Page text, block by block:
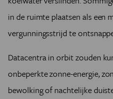
in de ruimte plaatsen als een
vergunningsstrijd te
Datacentra in orbit zouden
onbeperkte zonne-energie,
bewolking of nachtelijke